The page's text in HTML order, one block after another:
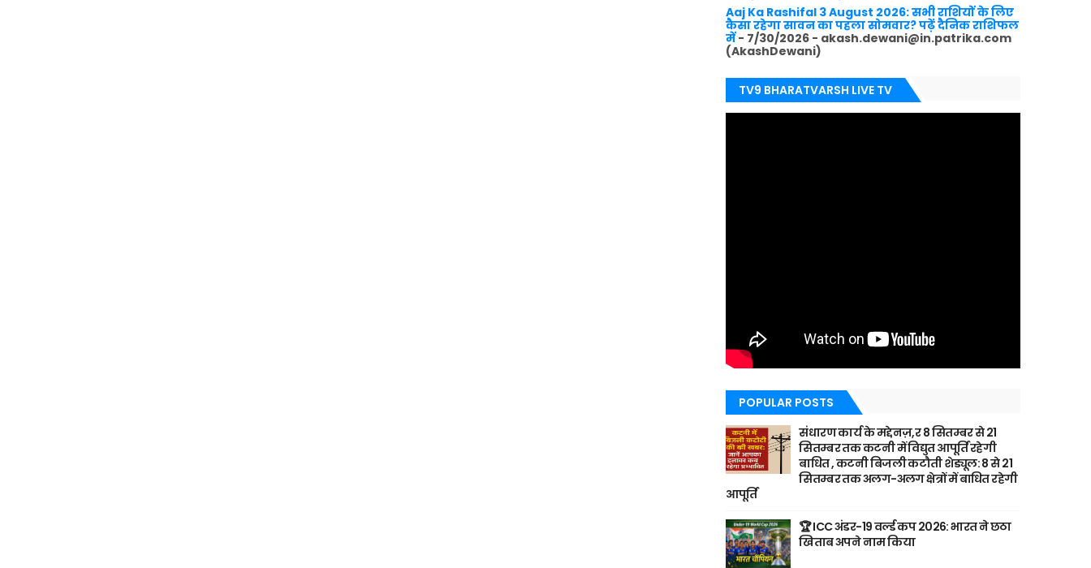
Aaj Ka Rashifal 3 August 2026: सभी राशियों के लिए
कैसा रहेगा सावन का पहला सोमवार? पढ़ें दैनिक राशिफल
में- 7/30/2026 - akash.dewani@in.patrika.com
(AkashDewani)
TV9 BHARATVARSH LIVE TV
POPULAR POSTS
संधारण कार्य के मद्देनज़,र 8 सितम्बर से 21
सितम्बर तक कटनी में विद्युत आपूर्ति रहेगी
बाधित , कटनी बिजली कटौती शेड्यूल: 8 से 21
सितम्बर तक अलग-अलग क्षेत्रों में बाधित रहेगी
आपूर्ति
🏆 ICC अंडर-19 वर्ल्ड कप 2026: भारत ने छठा
खिताब अपने नाम किया